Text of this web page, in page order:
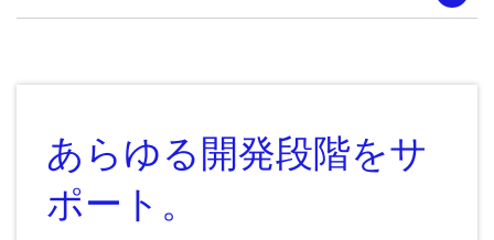
あらゆる開発段階をサ
ポート。